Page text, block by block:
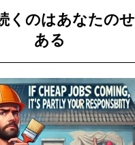
くのはあなたの
ある